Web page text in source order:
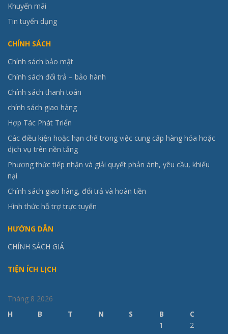
Khuyến mãi
Tin tuyển dụng
CHÍNH SÁCH
Chính sách bảo mật
Chính sách đổi trả – bảo hành
Chính sách thanh toán
chính sách giao hàng
Hợp Tác Phát Triển
Các điều kiện hoặc hạn chế trong việc cung cấp hàng hóa hoặc
dịch vụ trên nền tảng
Phương thức tiếp nhận và giải quyết phản ánh, yêu cầu, khiếu
nại
Chính sách giao hàng, đổi trả và hoàn tiền
Hình thức hỗ trợ trực tuyến
HƯỚNG DẪN
CHÍNH SÁCH GIÁ
TIỆN ÍCH LỊCH
Tháng 8 2026
H
B T N S B
C
1
2